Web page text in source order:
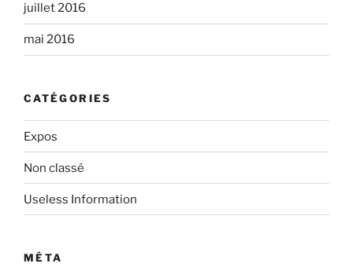
juillet 2016
mai 2016
CATÉGORIES
Expos
Non classé
Useless Information
MÉTA